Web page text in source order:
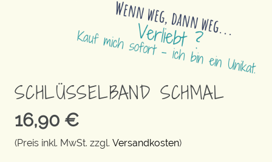
SCHLÜSSELBAND SCHMAL
16,90 €
(Preis inkl. MwSt. zzgl. Versandkosten)